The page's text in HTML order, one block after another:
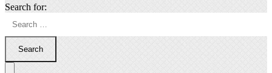
Search for:
Search